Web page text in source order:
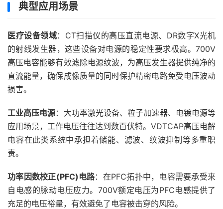
典型应用场景
医疗设备领域：CT扫描仪的高压直流电源、DR数字X光机
的射线发生器，这些设备对电源的稳定性要求极高。700V
高压电容能够有效滤除电源纹波，为高压发生器提供纯净的
直流能量，确保成像质量的同时保护精密电路免受电压波动
损害。
工业高压电源：大功率激光设备、粒子加速器、电镀电源等
应用场景，工作电压往往达到数百伏特。VDTCAP高压电解
电容在此类系统中承担着储能、滤波、纹波抑制等多重职
责。
功率因数校正(PFC)电路：在PFC拓扑中，电容需要承受来
自电感的脉动电压应力。700V额定电压为PFC电感提供了
充足的电压裕量，有效避免了电容被击穿的风险。